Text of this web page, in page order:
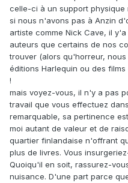
celle-ci à un support physique
si nous n'avons pas à Anzin
artiste comme Nick Cave, il
auteurs que certains de nos
trouver (alors qu'horreur,
éditions Harlequin ou des
!
mais voyez-vous, il n'y a pas
travail que vous effectuez
remarquable, sa pertinence
moi autant de valeur et de
quartier finlandaise n'offrant
plus de livres. Vous
Quoiqu'il en soit, rassurez-
nuisance. D'une part parce